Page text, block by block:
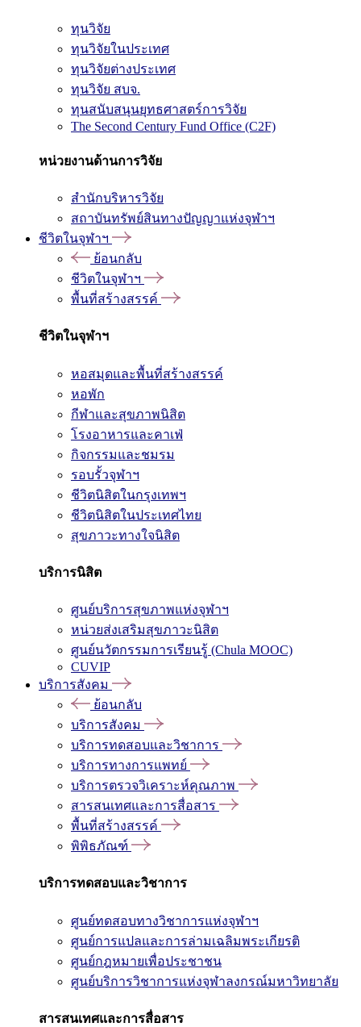
ทุนวิจัย
ทุนวิจัยในประเทศ
ทุนวิจัยต่างประเทศ
ทุนวิจัย สบจ.
ทุนสนับสนุนยุทธศาสตร์การวิจัย
The Second Century Fund Office (C2F)
หน่วยงานด้านการวิจัย
สำนักบริหารวิจัย
สถาบันทรัพย์สินทางปัญญาแห่งจุฬาฯ
ชีวิตในจุฬาฯ
ย้อนกลับ
ชีวิตในจุฬาฯ
พื้นที่สร้างสรรค์
ชีวิตในจุฬาฯ
หอสมุดและพื้นที่สร้างสรรค์
หอพัก
กีฬาและสุขภาพนิสิต
โรงอาหารและคาเฟ่
กิจกรรมและชมรม
รอบรั้วจุฬาฯ
ชีวิตนิสิตในกรุงเทพฯ
ชีวิตนิสิตในประเทศไทย
สุขภาวะทางใจนิสิต
บริการนิสิต
ศูนย์บริการสุขภาพแห่งจุฬาฯ
หน่วยส่งเสริมสุขภาวะนิสิต
ศูนย์นวัตกรรมการเรียนรู้ (Chula MOOC)
CUVIP
บริการสังคม
ย้อนกลับ
บริการสังคม
บริการทดสอบและวิชาการ
บริการทางการแพทย์
บริการตรวจวิเคราะห์คุณภาพ
สารสนเทศและการสื่อสาร
พื้นที่สร้างสรรค์
พิพิธภัณฑ์
บริการทดสอบและวิชาการ
ศูนย์ทดสอบทางวิชาการแห่งจุฬาฯ
ศูนย์การแปลและการล่ามเฉลิมพระเกียรติ
ศูนย์กฎหมายเพื่อประชาชน
ศูนย์บริการวิชาการแห่งจุฬาลงกรณ์มหาวิทยาลัย
สารสนเทศและการสื่อสาร